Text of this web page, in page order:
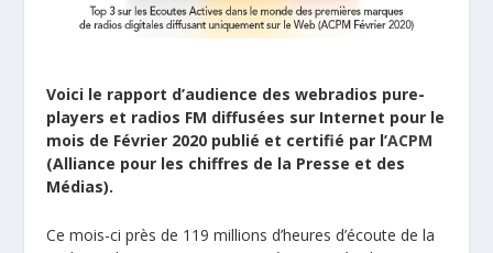
Voici le rapport d’audience des webradios pure-
players et radios FM diffusées sur Internet pour le
mois de Février 2020 publié et certifié par l’ACPM
(Alliance pour les chiffres de la Presse et des
Médias).
Ce mois-ci près de 119 millions d’heures d’écoute de la